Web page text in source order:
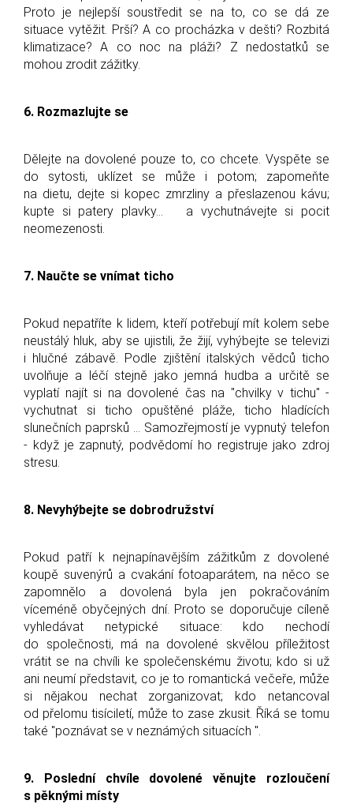
Proto je nejlepší soustředit se na to, co se dá ze
situace vytěžit. Prší? A co procházka v dešti? Rozbitá
klimatizace? A co noc na pláži? Z nedostatků se
mohou zrodit zážitky.
6. Rozmazlujte se
Dělejte na dovolené pouze to, co chcete. Vyspěte se
do sytosti, uklízet se může i potom; zapomeňte
na dietu, dejte si kopec zmrzliny a přeslazenou kávu;
kupte si patery plavky... a vychutnávejte si pocit
neomezenosti.
7. Naučte se vnímat ticho
Pokud nepatříte k lidem, kteří potřebují mít kolem sebe
neustálý hluk, aby se ujistili, že žijí, vyhýbejte se televizi
i hlučné zábavě. Podle zjištění italských vědců ticho
uvolňuje a léčí stejně jako jemná hudba a určitě se
vyplatí najít si na dovolené čas na "chvilky v tichu" -
vychutnat si ticho opuštěné pláže, ticho hladících
slunečních paprsků … Samozřejmostí je vypnutý telefon
- když je zapnutý, podvědomí ho registruje jako zdroj
stresu.
8. Nevyhýbejte se dobrodružství
Pokud patří k nejnapínavějším zážitkům z dovolené
koupě suvenýrů a cvakání fotoaparátem, na něco se
zapomnělo a dovolená byla jen pokračováním
víceméně obyčejných dní. Proto se doporučuje cíleně
vyhledávat netypické situace: kdo nechodí
do společnosti, má na dovolené skvělou příležitost
vrátit se na chvíli ke společenskému životu; kdo si už
ani neumí představit, co je to romantická večeře, může
si nějakou nechat zorganizovat; kdo netancoval
od přelomu tisíciletí, může to zase zkusit. Říká se tomu
také "poznávat se v neznámých situacích ".
9. Poslední chvíle dovolené věnujte rozloučení
s pěknými místy